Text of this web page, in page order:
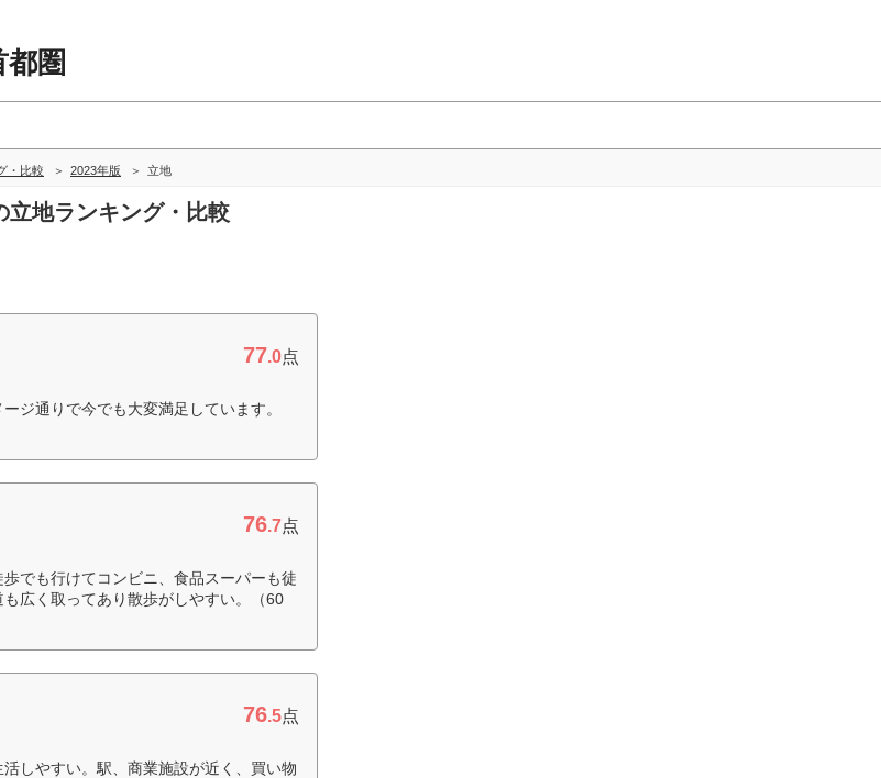
圏
・比較 2023年版 立地
立地ランキング・比較
77.0点
ジ通りで今でも大変満足しています。
76.7点
でも行けてコンビニ、食品スーパーも徒
広く取ってあり散歩がしやすい。（60
76.5点
しやすい。駅、商業施設が近く、買い物